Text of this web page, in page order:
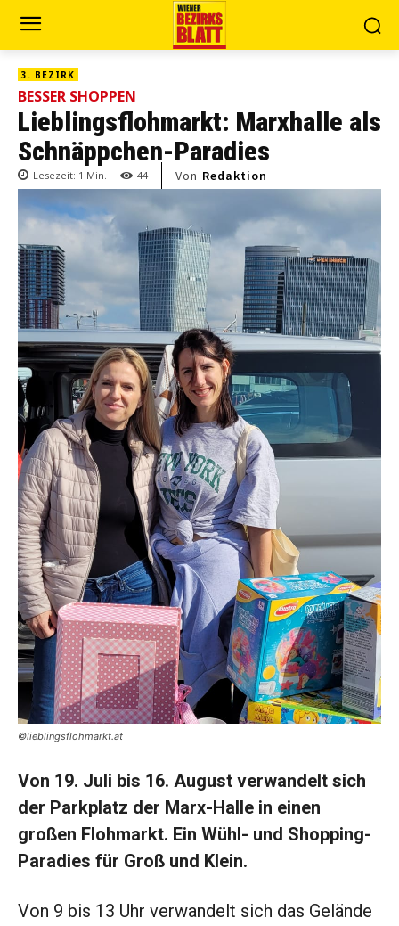
3. BEZIRK
BESSER SHOPPEN
Lieblingsflohmarkt: Marxhalle als
Schnäppchen-Paradies
Lesezeit: 1 Min. 44 Von Redaktion
©lieblingsflohmarkt.at
Von 19. Juli bis 16. August verwandelt sich
der Parkplatz der Marx-Halle in einen
großen Flohmarkt. Ein Wühl- und Shopping-
Paradies für Groß und Klein.
Von 9 bis 13 Uhr verwandelt sich das Gelände